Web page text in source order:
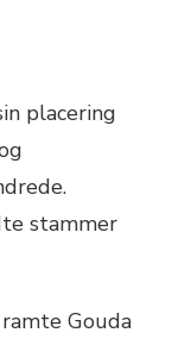
placering
stammer
Gouda